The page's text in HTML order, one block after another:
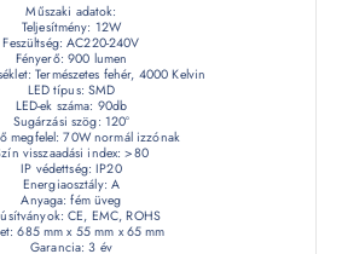
Műszaki adatok:
Teljesítmény: 12W
Feszültség: AC220-240V
Fényerő: 900 lumen
Természetes fehér, 4000 Kelvin
LED típus: SMD
LED-ek száma: 90db
Sugárzási szög: 120°
megfelel: 70W normál izzónak
visszaadási index: >80
IP védettség: IP20
Energiaosztály: A
Anyaga: fém üveg
CE, EMC, ROHS
685 mm x 55 mm x 65 mm
Garancia: 3 év